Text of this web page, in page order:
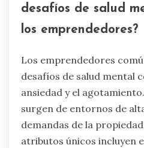
desafíos de salud
los emprendedores?
Los emprendedores
desafíos de salud mental
ansiedad y el
surgen de entornos de
demandas de la
atributos únicos incluyen